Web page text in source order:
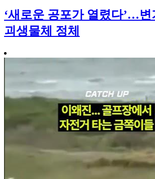
‘새로운 공포가 열렸다’…
괴생물체 정체